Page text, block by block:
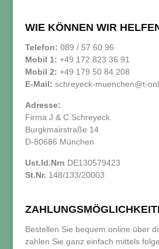
WIE KÖNNEN WIR
Telefon: 089 / 57 60 96
Mobil 1: +49 172 823 36 91
Mobil 2: +49 179 50 84 208
E-Mail: schreyeck-muenchen@t-
Adresse:
Firma J & C Schreyeck
Burgkmairstraße 14
D-80686 München
Ust.Id.Nrn DE130579423
St.Nr. 148/133/20003
Bestellen Sie bequem online über
zahlen Sie ganz einfach mittels